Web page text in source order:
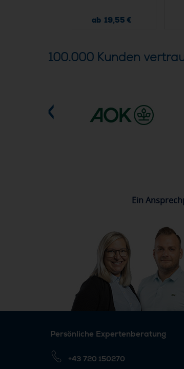
ab 19,55 €
100.000 Kunden
Ein
Persönliche Expertenberatung
+43 720 150270